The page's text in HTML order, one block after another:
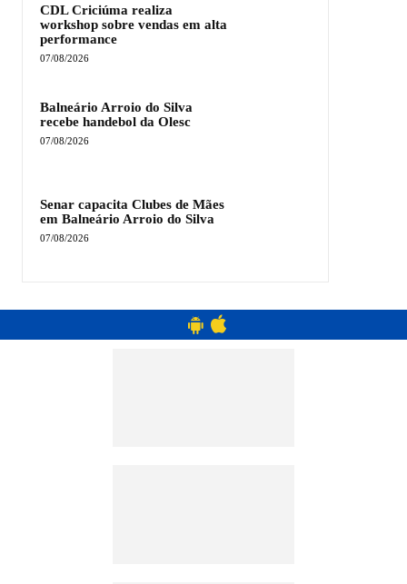
CDL Criciúma realiza
workshop sobre vendas em alta
performance
07/08/2026
Balneário Arroio do Silva
recebe handebol da Olesc
07/08/2026
Senar capacita Clubes de Mães
em Balneário Arroio do Silva
07/08/2026